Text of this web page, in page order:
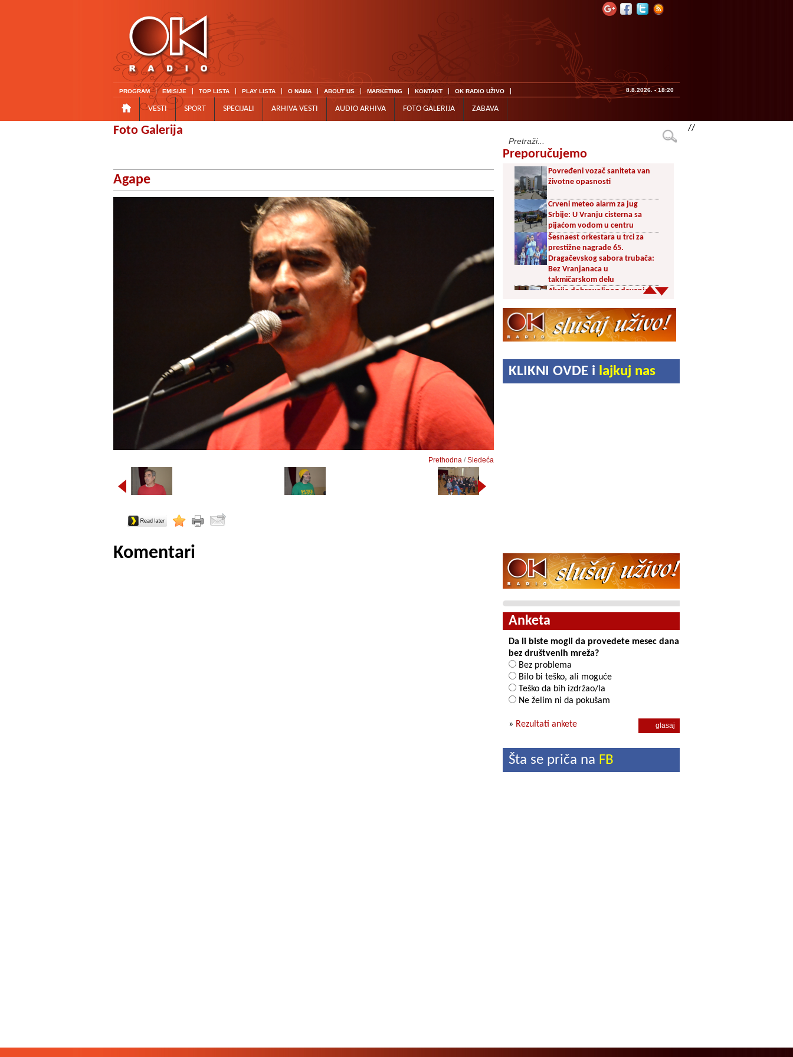
PROGRAM EMISIJE TOP LISTA PLAY LISTA O NAMA ABOUT US MARKETING KONTAKT OK RADIO UŽIVO 8.8.2026. - 18:20
VESTI SPORT SPECIJALI ARHIVA VESTI AUDIO ARHIVA FOTO GALERIJA ZABAVA
Foto Galerija
Agape
Prethodna /Sledeća
Komentari
Preporučujemo
Praznik animacije u Vranju:
uzeli 75.000 franaka, zbog
navodne operacije ćerke
Povređeni vozač saniteta van
životne opasnosti
Crveni meteo alarm za jug
Srbije: U Vranju cisterna sa
pijaćom vodom u centru
Šesnaest orkestara u trci za
prestižne nagrade 65.
Dragačevskog sabora trubača:
Bez Vranjanaca u
takmičarskom delu
Akcija dobrovoljnog davanja
KUD Vrelac u Vranjskoj Banji
domaćin Međunarodnog
Za poljoprivrednike 5,8 miliona
dinara iz budžeta Vranja
KLIKNI OVDE i lajkuj nas
Anketa
Da li biste mogli da provedete mesec dana
bez društvenih mreža?
Bez problema
Bilo bi teško, ali moguće
Teško da bih izdržao/la
Ne želim ni da pokušam
» Rezultati ankete
Šta se priča na FB
//